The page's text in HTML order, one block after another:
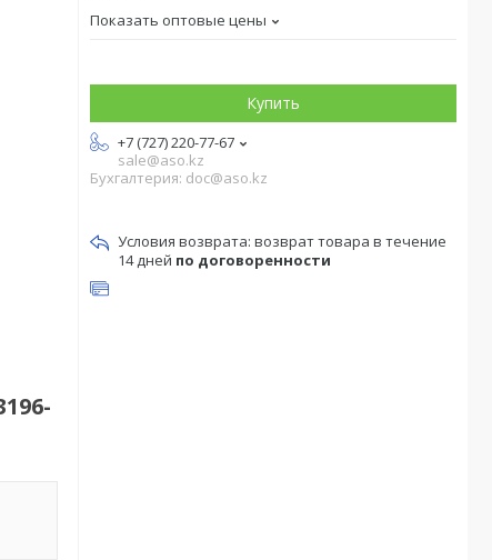
Показать оптовые цены
Купить
+7 (727) 220-77-67
sale@aso.kz
Бухгалтерия: doc@aso.kz
возврат товара в течение
14 дней по договоренности